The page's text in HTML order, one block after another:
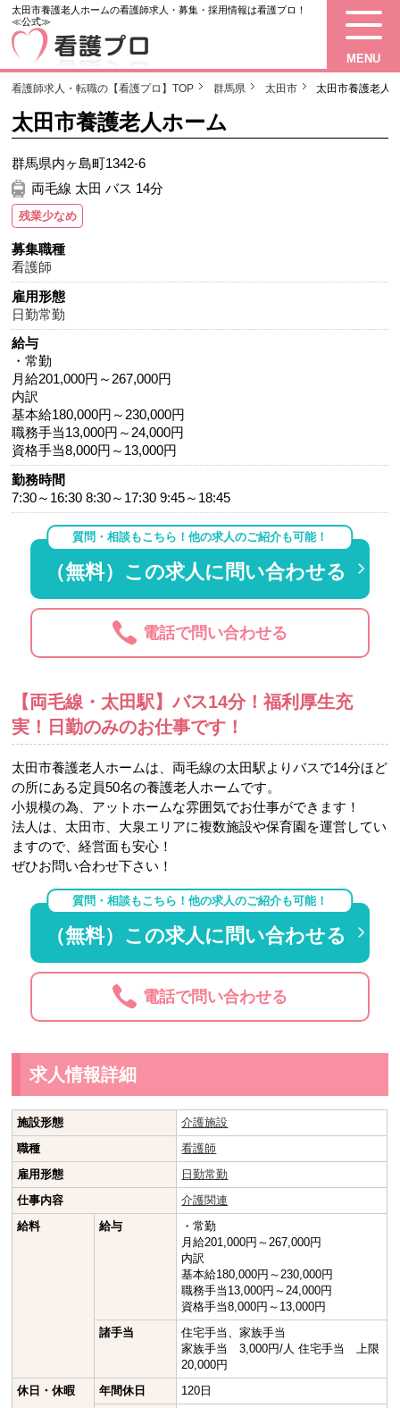
太田市養護老人ホームの看護師求人・募集・採用情報は看護プロ！
≪公式≫
MENU
看護師求人・転職の【看護プロ】TOP 群馬県 太田市 太田市養護老人
太田市養護老人ホーム
群馬県内ヶ島町1342-6
両毛線 太田 バス 14分
残業少なめ
募集職種
看護師
雇用形態
日勤常勤
給与
・常勤
月給201,000円～267,000円
内訳
基本給180,000円～230,000円
職務手当13,000円～24,000円
資格手当8,000円～13,000円
勤務時間
7:30～16:30 8:30～17:30 9:45～18:45
質問・相談もこちら！他の求人のご紹介も可能！
（無料）この求人に問い合わせる
電話で問い合わせる
【両毛線・太田駅】バス14分！福利厚生充
実！日勤のみのお仕事です！
太田市養護老人ホームは、両毛線の太田駅よりバスで14分ほど
の所にある定員50名の養護老人ホームです。
小規模の為、アットホームな雰囲気でお仕事ができます！
法人は、太田市、大泉エリアに複数施設や保育園を運営してい
ますので、経営面も安心！
ぜひお問い合わせ下さい！
質問・相談もこちら！他の求人のご紹介も可能！
（無料）この求人に問い合わせる
電話で問い合わせる
求人情報詳細
施設形態
介護施設
職種
看護師
雇用形態
日勤常勤
仕事内容
介護関連
給料
給与
・常勤
月給201,000円～267,000円
内訳
基本給180,000円～230,000円
職務手当13,000円～24,000円
資格手当8,000円～13,000円
諸手当
住宅手当、家族手当
家族手当 3,000円/人 住宅手当 上限
20,000円
休日・休暇
年間休日
120日